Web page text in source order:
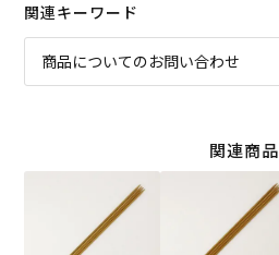
関連キーワード
商品についてのお問い合わせ
関連商品